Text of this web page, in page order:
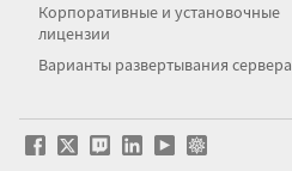
Корпоративные и установочные
лицензии
Варианты развертывания сервера